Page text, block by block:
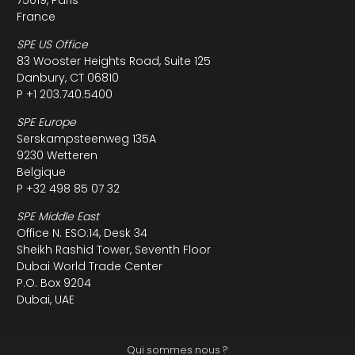
France
SPE US Office
83 Wooster Heights Road, Suite 125
Danbury, CT 06810
P +1 203.740.5400
SPE Europe
Serskampsteenweg 135A
9230 Wetteren
Belgique
P +32 498 85 07 32
SPE Middle East
Office N. ESO:14, Desk 34
Sheikh Rashid Tower, Seventh Floor
Dubai World Trade Center
P.O. Box 9204
Dubai, UAE
Qui sommes nous ?